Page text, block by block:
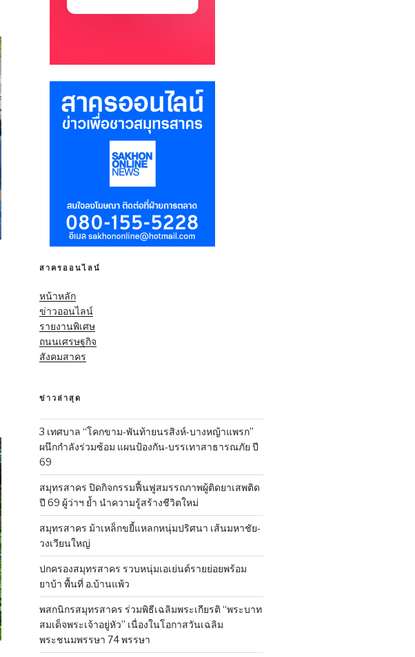
สาครออนไลน์
หน้าหลัก
ข่าวออนไลน์
รายงานพิเศษ
ถนนเศรษฐกิจ
สังคมสาคร
ข่าวล่าสุด
3 เทศบาล “โคกขาม-พันท้ายนรสิงห์-บางหญ้าแพรก”
ผนึกกำลังร่วมซ้อม แผนป้องกัน-บรรเทาสาธารณภัย ปี
69
สมุทรสาคร ปิดกิจกรรมฟื้นฟูสมรรถภาพผู้ติดยาเสพติด
ปี 69 ผู้ว่าฯ ย้ำ นำความรู้สร้างชีวิตใหม่
สมุทรสาคร ม้าเหล็กขยี้แหลกหนุ่มปริศนา เส้นมหาชัย-
วงเวียนใหญ่
ปกครองสมุทรสาคร รวบหนุ่มเอเย่นต์รายย่อยพร้อม
ยาบ้า พื้นที่ อ.บ้านแพ้ว
พสกนิกรสมุทรสาคร ร่วมพิธีเฉลิมพระเกียรติ “พระบาท
สมเด็จพระเจ้าอยู่หัว” เนื่องในโอกาสวันเฉลิม
พระชนมพรรษา 74 พรรษา